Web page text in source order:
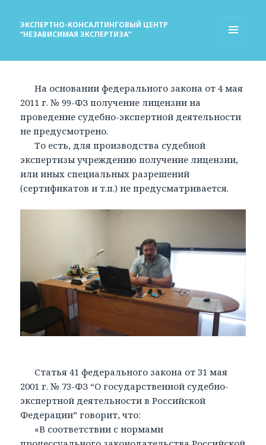
ЭКСПЕРТНО-КОНСАЛТИНГОВЫЙ ЦЕНТР
“НЕЗАВИСИМАЯ ЭКСПЕРТИЗА”
На основании федерального закона от 4 мая
2011 г. № 99-ФЗ получение лицензии на
проведение судебно-экспертной деятельности
не предусмотрено.
То есть, для производства судебной
экспертизы учреждению получение лицензии,
или иных специальных разрешений
(сертификатов и т.п.) не предусматривается.
Статья 41 федерального закона от 31 мая
2001 г. № 73-ФЗ “О государственной судебно-
экспертной деятельности в Российской
Федерации” говорит, что:
«В соответствии с нормами